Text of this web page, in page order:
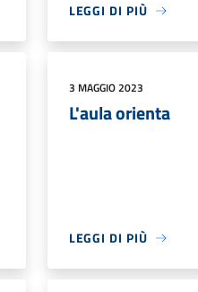
LEGGI DI PIÙ
3 MAGGIO 2023
L'aula orienta
LEGGI DI PIÙ